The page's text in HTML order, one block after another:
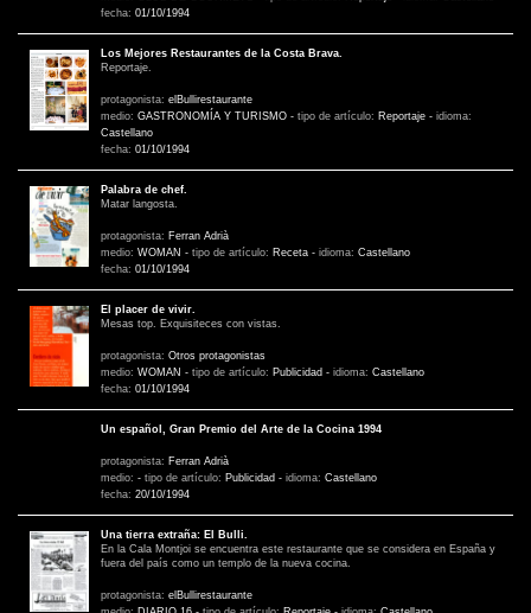
fecha: 01/10/1994
Los Mejores Restaurantes de la Costa Brava.
Reportaje.
protagonista: elBullirestaurante
medio: GASTRONOMÍA Y TURISMO - tipo de artículo: Reportaje - idioma:
Castellano
fecha: 01/10/1994
Palabra de chef.
Matar langosta.
protagonista: Ferran Adrià
medio: WOMAN - tipo de artículo: Receta - idioma: Castellano
fecha: 01/10/1994
El placer de vivir.
Mesas top. Exquisiteces con vistas.
protagonista: Otros protagonistas
medio: WOMAN - tipo de artículo: Publicidad - idioma: Castellano
fecha: 01/10/1994
Un español, Gran Premio del Arte de la Cocina 1994
protagonista: Ferran Adrià
medio: - tipo de artículo: Publicidad - idioma: Castellano
fecha: 20/10/1994
Una tierra extraña: El Bulli.
En la Cala Montjoi se encuentra este restaurante que se considera en España y
fuera del país como un templo de la nueva cocina.
protagonista: elBullirestaurante